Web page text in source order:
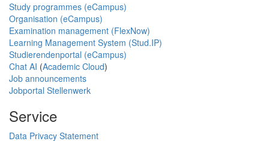
Study programmes (eCampus)
Organisation (eCampus)
Examination management (FlexNow)
Learning Management System (Stud.IP)
Studierendenportal (eCampus)
Chat AI (Academic Cloud)
Job announcements
Jobportal Stellenwerk
Service
Data Privacy Statement